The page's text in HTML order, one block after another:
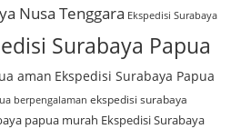
Nusa Tenggara Ekspedisi Surabaya
Surabaya Papua
aman Ekspedisi Surabaya Papua
berpengalaman ekspedisi surabaya
papua murah Ekspedisi Surabaya